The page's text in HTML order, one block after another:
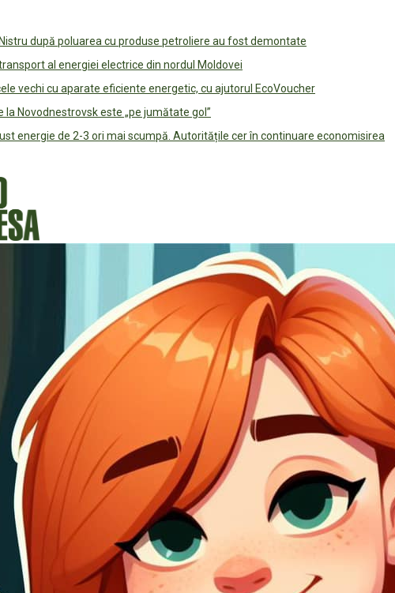
după poluarea cu produse petroliere au fost demontate
al energiei electrice din nordul Moldovei
vechi cu aparate eficiente energetic, cu ajutorul EcoVoucher
Novodnestrovsk este „pe jumătate gol”
energie de 2-3 ori mai scumpă. Autoritățile cer în continuare economisirea